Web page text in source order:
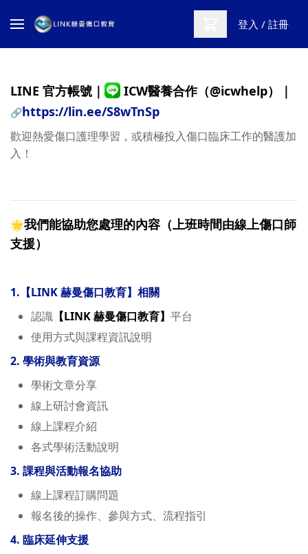
登入 / 註冊
LINE 官方帳號｜ ICW醫養合作（@icwhelp） ｜
🔗https://lin.ee/S8wTnSp
歡迎熱愛傷口護理學習，或積極投入傷口臨床工作的醫護加
入！
🌟我們能協助您處理的內容（上班時間由線上傷口師
支援）
1. 【LINK 赫曼傷口教育】相關
認識 【LINK 赫曼傷口教育】 平台
使用方式與課程資訊說明
2. 學術與教育資源
學術文章分享
線上研討會資訊
線上課程介紹
各式學術活動說明
3. 課程與活動報名協助
線上課程訂購問題
報名後的操作、參與方式、流程指引
4. 臨床延伸支援